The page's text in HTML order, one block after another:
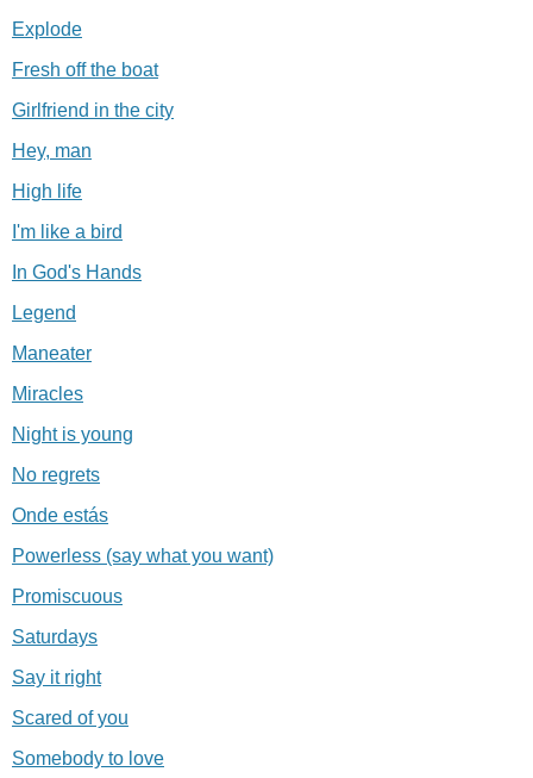
Explode
Fresh off the boat
Girlfriend in the city
Hey, man
High life
I'm like a bird
In God's Hands
Legend
Maneater
Miracles
Night is young
No regrets
Onde estás
Powerless (say what you want)
Promiscuous
Saturdays
Say it right
Scared of you
Somebody to love